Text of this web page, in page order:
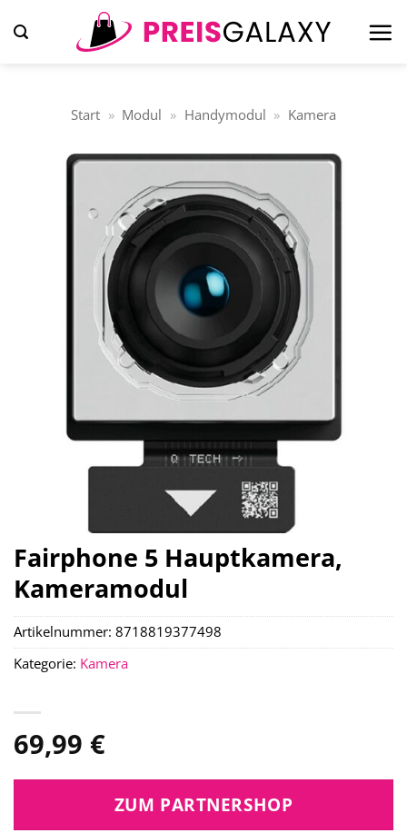
Inhalt
Start » Modul » Handymodul » Kamera
Fairphone 5 Hauptkamera,
Kameramodul
69,99 €
ZUM PARTNERSHOP
Artikelnummer: 8718819377498
Kategorie: Kamera